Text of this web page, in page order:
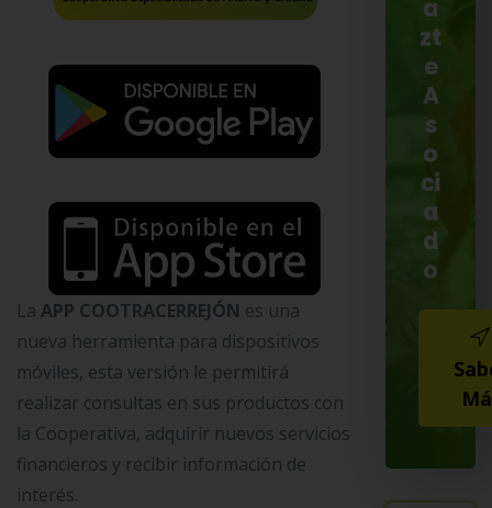
La APP COOTRACERREJÓN es una
nueva herramienta para dispositivos
móviles, esta versión le permitirá
realizar consultas en sus productos con
la Cooperativa, adquirir nuevos servicios
financieros y recibir información de
interés.
a
zt
e
A
s
o
ci
a
d
o